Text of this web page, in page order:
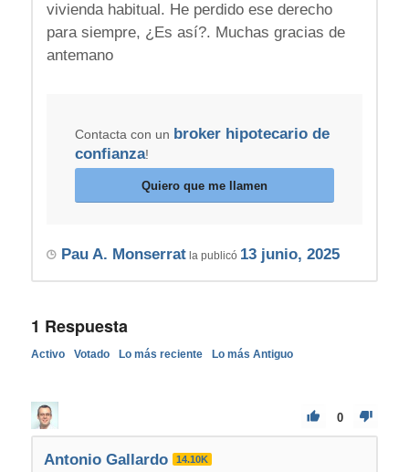
vivienda habitual. He perdido ese derecho
para siempre, ¿Es así?. Muchas gracias de
antemano
Contacta con un broker hipotecario de
confianza!
Quiero que me llamen
Pau A. Monserratla publicó 13 junio, 2025
1 Respuesta
Activo Votado Lo más reciente Lo más Antiguo
0
Antonio Gallardo 14.10K